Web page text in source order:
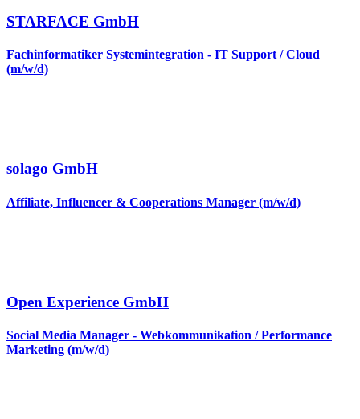
STARFACE GmbH
Fachinformatiker Systemintegration - IT Support / Cloud
(m/w/d)
solago GmbH
Affiliate, Influencer & Cooperations Manager (m/w/d)
Open Experience GmbH
Social Media Manager - Webkommunikation / Performance
Marketing (m/w/d)